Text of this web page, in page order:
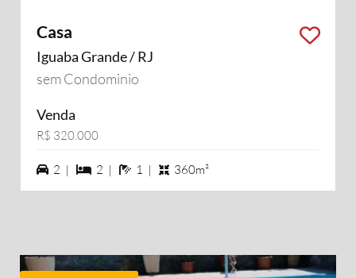
Casa
Iguaba Grande / RJ
sem Condominio
Venda
R$ 320.000
2 vagas na garagem
2 | 2 dormiórios
2 | 1 banheiros
1 | 360m²